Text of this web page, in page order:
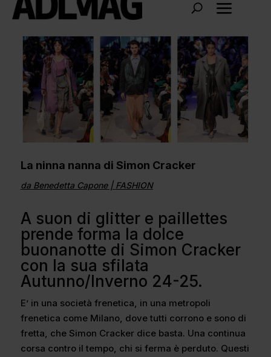
La ninna nanna di Simon Cracker
da Benedetta Capone| FASHION
A suon di glitter e paillettes
prende forma la dolce
buonanotte di Simon Cracker
con la sua sfilata
Autunno/Inverno 24-25.
E’ in una società frenetica, in una metropoli
frenetica come Milano, dove tutti corrono e sono di
fretta, che Simon Cracker dice basta. Una continua
corsa contro il tempo, chi si ferma è perduto. Questi